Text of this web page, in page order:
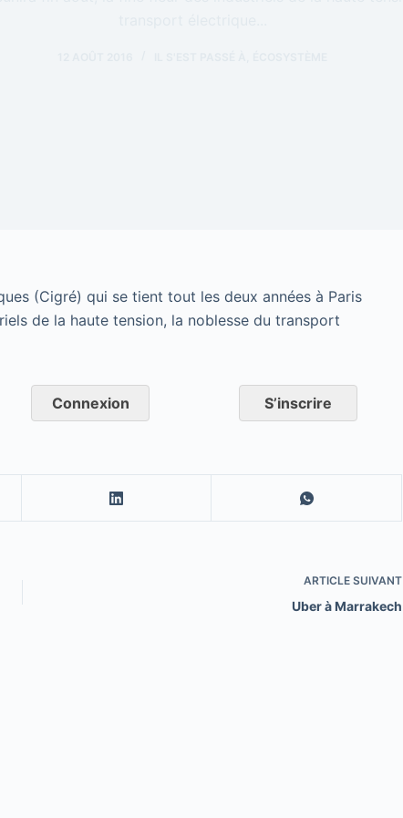
(Cigré) qui se tient tout les deux années à Paris
de la haute tension, la noblesse du transport
Connexion S’inscrire
ARTICLESUIVANT
Uber à Marrakech